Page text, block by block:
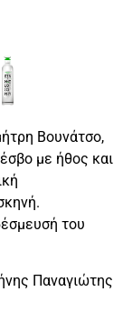
Βουνάτσο,
με ήθος και
του
Παναγιώτης